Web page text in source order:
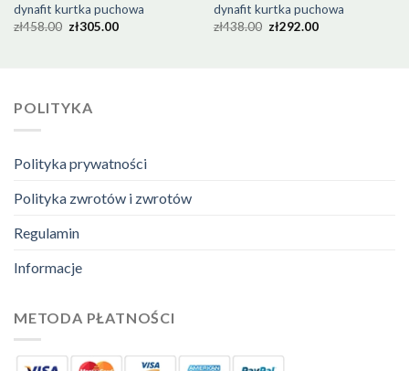
dynafit kurtka puchowa
zł458.00 zł305.00
dynafit kurtka puchowa
zł438.00 zł292.00
POLITYKA
Polityka prywatności
Polityka zwrotów i zwrotów
Regulamin
Informacje
METODA PŁATNOŚCI